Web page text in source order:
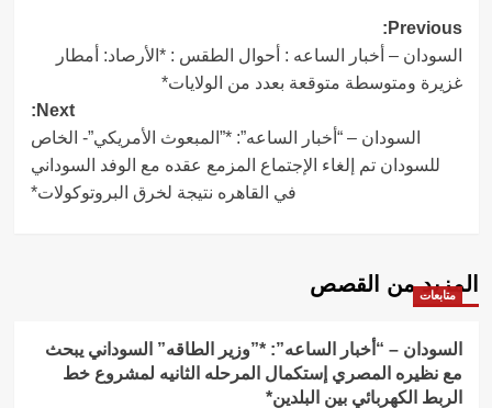
Post
navigation
Previous:
السودان – أخبار الساعه : أحوال الطقس : *الأرصاد: أمطار
غزيرة ومتوسطة متوقعة بعدد من الولايات*
Next:
السودان – “أخبار الساعه”: *”المبعوث الأمريكي”- الخاص
للسودان تم إلغاء الإجتماع المزمع عقده مع الوفد السوداني
في القاهره نتيجة لخرق البروتوكولات*
المزيد من القصص
متابعات
السودان – “أخبار الساعه”: *”وزير الطاقه” السوداني يبحث
مع نظيره المصري إستكمال المرحله الثانيه لمشروع خط
الربط الكهربائي بين البلدين*